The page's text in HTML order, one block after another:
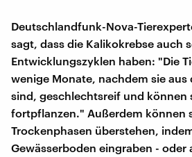
Deutschlandfunk-Nova-
sagt, dass die Kalikokrebse auch
Entwicklungszyklen haben: "Die
wenige Monate, nachdem sie aus
sind, geschlechtsreif und können
fortpflanzen." Außerdem können
Trockenphasen überstehen,
Gewässerboden eingraben - oder